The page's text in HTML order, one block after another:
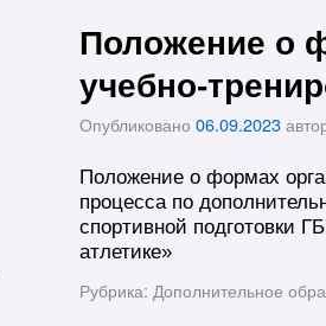
Положение о
учебно-
Опубликовано 06.09.2023
Положение о формах
процесса по
спортивной подготовки
атлетике»
Рубрика: Дополнительное